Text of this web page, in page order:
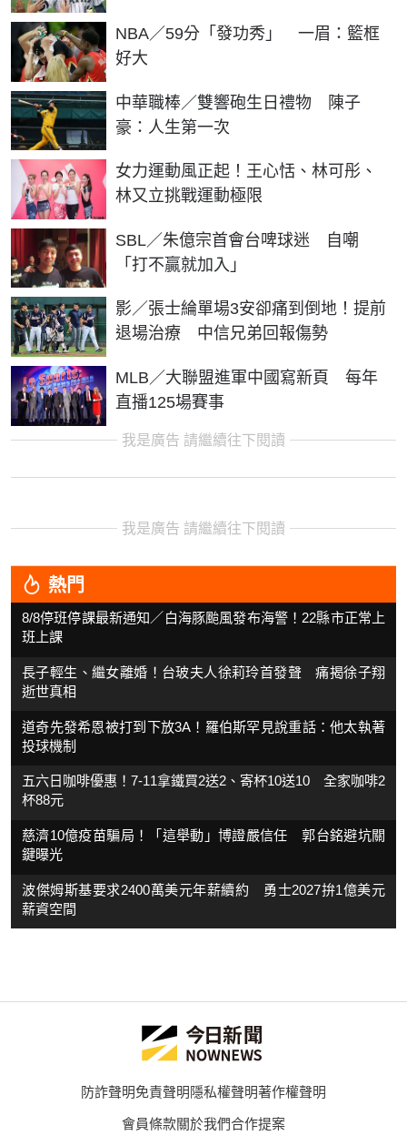
NBA／59分「發功秀」 一眉：籃框
好大
中華職棒／雙響砲生日禮物 陳子
豪：人生第一次
女力運動風正起！王心恬、林可彤、
林又立挑戰運動極限
SBL／朱億宗首會台啤球迷 自嘲
「打不贏就加入」
影／張士綸單場3安卻痛到倒地！提前
退場治療 中信兄弟回報傷勢
MLB／大聯盟進軍中國寫新頁 每年
直播125場賽事
我是廣告 請繼續往下閱讀
我是廣告 請繼續往下閱讀
熱門
8/8停班停課最新通知／白海豚颱風發布海警！22縣市正常上
班上課
長子輕生、繼女離婚！台玻夫人徐莉玲首發聲 痛揭徐子翔
逝世真相
道奇先發希恩被打到下放3A！羅伯斯罕見說重話：他太執著
投球機制
五六日咖啡優惠！7-11拿鐵買2送2、寄杯10送10 全家咖啡2
杯88元
慈濟10億疫苗騙局！「這舉動」博證嚴信任 郭台銘避坑關
鍵曝光
波傑姆斯基要求2400萬美元年薪續約 勇士2027拚1億美元
薪資空間
防詐聲明免責聲明隱私權聲明著作權聲明
會員條款關於我們合作提案